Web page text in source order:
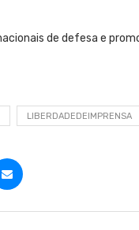
de defesa e
LIBERDADEDEIMPRENSA